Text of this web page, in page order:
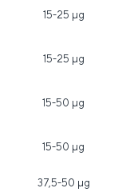
15-25 μg
15-25 μg
15-50 μg
15-50 μg
37,5-50 μg